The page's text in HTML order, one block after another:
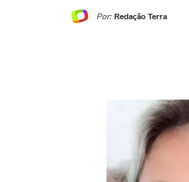
Por: Redação Terra